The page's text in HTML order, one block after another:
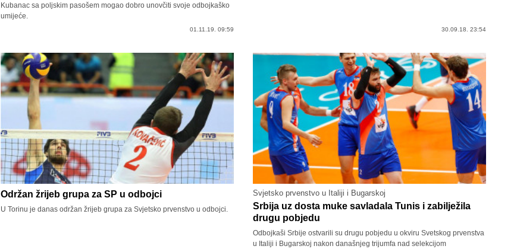
Kubanac sa poljskim pasošem mogao dobro unovčiti svoje odbojkaško
umijeće.
01.11.19. 09:59 30.09.18. 23:54
Održan žrijeb grupa za SP u odbojci
U Torinu je danas održan žrijeb grupa za Svjetsko prvenstvo u odbojci.
Svjetsko prvenstvo u Italiji i Bugarskoj
Srbija uz dosta muke savladala Tunis i zabilježila
drugu pobjedu
Odbojkaši Srbije ostvarili su drugu pobjedu u okviru Svetskog prvenstva
u Italiji i Bugarskoj nakon današnjeg trijumfa nad selekcijom